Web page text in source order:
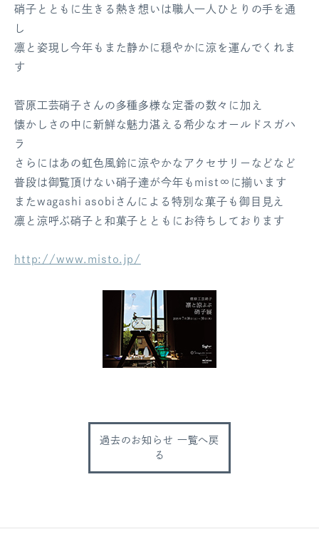
硝子とともに生きる熱き想いは職人一人ひとりの手を通
し
凛と姿現し今年もまた静かに穏やかに涼を運んでくれま
す
菅原工芸硝子さんの多種多様な定番の数々に加え
懐かしさの中に新鮮な魅力湛える希少なオールドスガハ
ラ
さらにはあの虹色風鈴に涼やかなアクセサリーなどなど
普段は御覧頂けない硝子達が今年もmist∞に揃います
またwagashi asobiさんによる特別な菓子も御目見え
凛と涼呼ぶ硝子と和菓子とともにお待ちしております
http://www.misto.jp/
過去のお知らせ 一覧へ戻
る